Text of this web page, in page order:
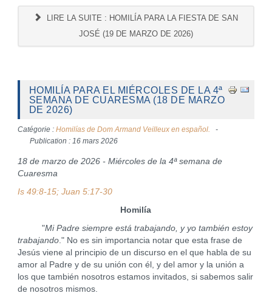
LIRE LA SUITE : HOMILÍA PARA LA FIESTA DE SAN
JOSÉ (19 DE MARZO DE 2026)
HOMILÍA PARA EL MIÉRCOLES DE LA 4ª
SEMANA DE CUARESMA (18 DE MARZO
DE 2026)
Catégorie : Homilías de Dom Armand Veilleux en español.
Publication : 16 mars 2026
18 de marzo de 2026 - Miércoles de la 4ª semana de
Cuaresma
Is 49:8-15; Juan 5:17-30
Homilía
"Mi Padre siempre está trabajando, y yo también estoy
trabajando." No es sin importancia notar que esta frase de
Jesús viene al principio de un discurso en el que habla de su
amor al Padre y de su unión con él, y del amor y la unión a
los que también nosotros estamos invitados, si sabemos salir
de nosotros mismos.